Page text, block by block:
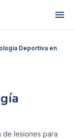
Deportiva en
de lesiones para